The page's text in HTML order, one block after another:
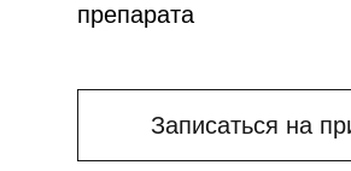
препарата
Записаться на